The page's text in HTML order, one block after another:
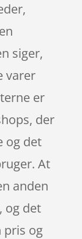
siger,
varer
er
der
og det
At
anden
og det
pris og